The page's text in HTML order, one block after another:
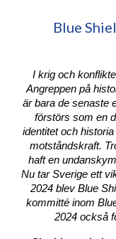
Blue
I krig och
Angreppen på
är bara de senaste
förstörs som en
identitet och
motståndskraft.
haft en
Nu tar Sverige ett
2024 blev Blue
kommitté inom
2024 också